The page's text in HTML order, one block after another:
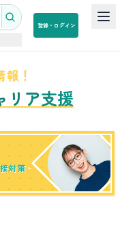
登録・ログイン
！
リア支援
対策・